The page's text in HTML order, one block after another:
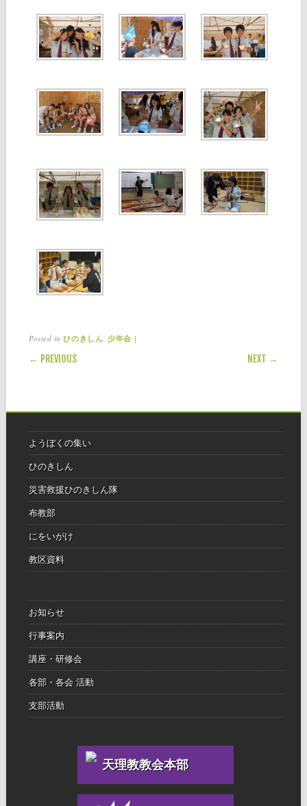
Posted inひのきしん ,少年会 |
POST NAVIGATION
← PREVIOUS NEXT →
ようぼくの集い
ひのきしん
災害救援ひのきしん隊
布教部
にをいがけ
教区資料
お知らせ
行事案内
講座・研修会
各部・各会 活動
支部活動
天理教教会本部